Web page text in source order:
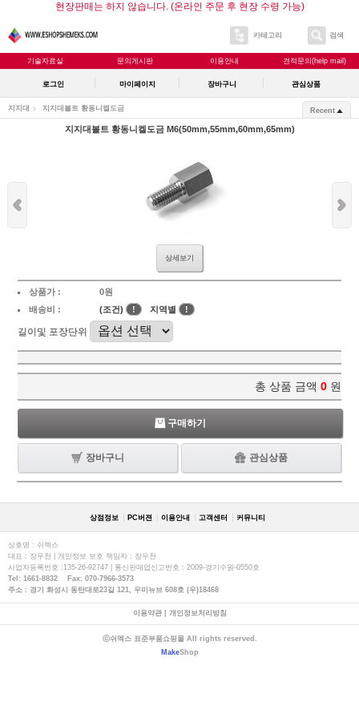
현장판매는 하지 않습니다. (온라인 주문 후 현장 수령 가능)
카테고리 검색
기술자료실 문의게시판 이용안내 견적문의(help mail)
로그인 마이페이지 장바구니 관심상품
지지대 지지대볼트 황동니켈도금 Recent
지지대볼트 황동니켈도금 M6(50mm,55mm,60mm,65mm)
상세보기
상품가 :
0원
배송비 :
(조건) ! 지역별 !
길이및 포장단위
총 상품 금액 0 원
구매하기
장바구니 관심상품
상점정보 PC버젼 이용안내 고객센터 커뮤니티
상호명 : 쉬멕스
대표 : 장우천 | 개인정보 보호 책임자 : 장우천
사업자등록번호 :135-26-92747 | 통신판매업신고번호 : 2009-경기수원-0550호
Tel: 1661-8832 Fax: 070-7966-3573
주소 : 경기 화성시 동탄대로23길 121, 우미뉴브 608호 (우)18468
이용약관| 개인정보처리방침
ⓒ쉬멕스 표준부품쇼핑몰 All rights reserved.
MakeShop